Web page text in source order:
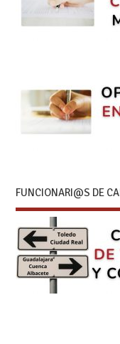
FUNCIONARI@S DE